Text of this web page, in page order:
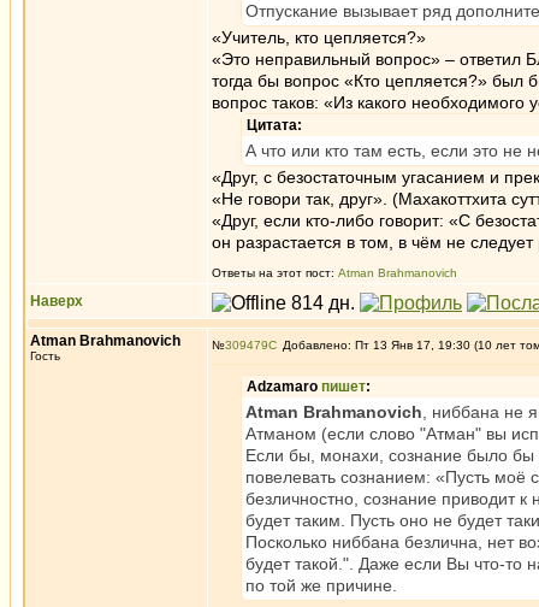
Отпускание вызывает ряд
«Учитель, кто цепляется?»
«Это неправильный вопрос» – ответил
тогда бы вопрос «Кто цепляется?» был
вопрос таков: «Из какого необходимого
Цитата:
А что или кто там есть, если это не
«Друг, с безостаточным угасанием и
«Не говори так, друг». (Махакоттхита
«Друг, если кто-либо говорит: «С
он разрастается в том, в чём не
Ответы на этот пост: Atman Brahmanovich
Наверх
Atman Brahmanovich
Гость
№309479 Добавлено: Пт 13 Янв 17, 19:30 (10 лет
Adzamaro пишет:
Atman Brahmanovich , ниббана не
Атманом (если слово "Атман" вы
Если бы, монахи, сознание было бы
повелевать сознанием: «Пусть моё
безличностно, сознание приводит
будет таким. Пусть оно не будет
Посколько ниббана безлична, нет
будет такой.". Даже если Вы что-то
по той же причине.